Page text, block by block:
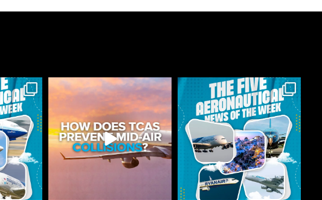
astonflycenter
Jul 24
astonflycenter
Jul 20